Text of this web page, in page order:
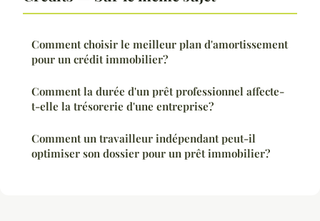
Comment choisir le meilleur plan d'amortissement
pour un crédit immobilier?
Comment la durée d'un prêt professionnel affecte-
t-elle la trésorerie d'une entreprise?
Comment un travailleur indépendant peut-il
optimiser son dossier pour un prêt immobilier?